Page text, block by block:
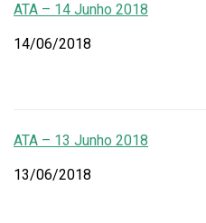
ATA – 14 Junho 2018
14/06/2018
ATA – 13 Junho 2018
13/06/2018